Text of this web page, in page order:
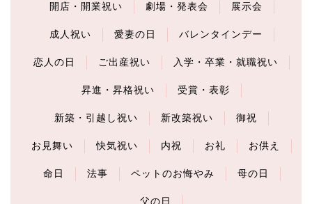
開店・開業祝い 劇場・発表会 展示会
成人祝い 愛妻の日 バレンタインデー
恋人の日 ご出産祝い 入学・卒業・就職祝い
昇進・昇格祝い 受賞・表彰
新築・引越し祝い 新改築祝い 御祝
お見舞い 快気祝い 内祝 お礼 お供え
命日 法事 ペットのお悔やみ 母の日
父の日